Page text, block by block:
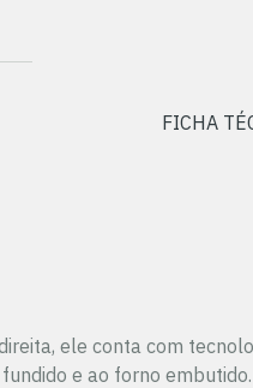
FICHA
ele conta com
e ao forno